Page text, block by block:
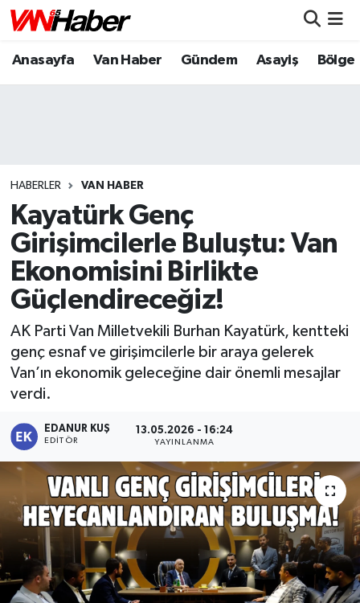
Anasayfa Van Haber Gündem Asayiş Bölge
HABERLER VAN HABER
Kayatürk Genç
Girişimcilerle Buluştu: Van
Ekonomisini Birlikte
Güçlendireceğiz!
AK Parti Van Milletvekili Burhan Kayatürk, kentteki
genç esnaf ve girişimcilerle bir araya gelerek
Van’ın ekonomik geleceğine dair önemli mesajlar
verdi.
EDANUR KUŞ
EDITÖR
13.05.2026 - 16:24
YAYINLANMA
Nöbetçi Eczaneler
Puan Durumu ve Fikstür
Tüm Manşetler
Son Dakika Haberleri
Haber Arşivi